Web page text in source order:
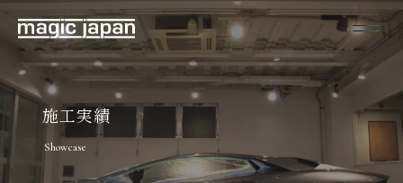
施工実績
Showcase